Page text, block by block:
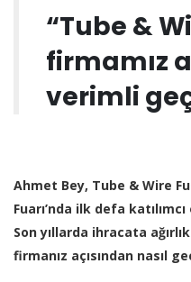
“Tube &
firmamız
verimli
Ahmet Bey, Tube & Wire
Fuarı’nda ilk defa
Son yıllarda ihracata
firmanız açısından nasıl